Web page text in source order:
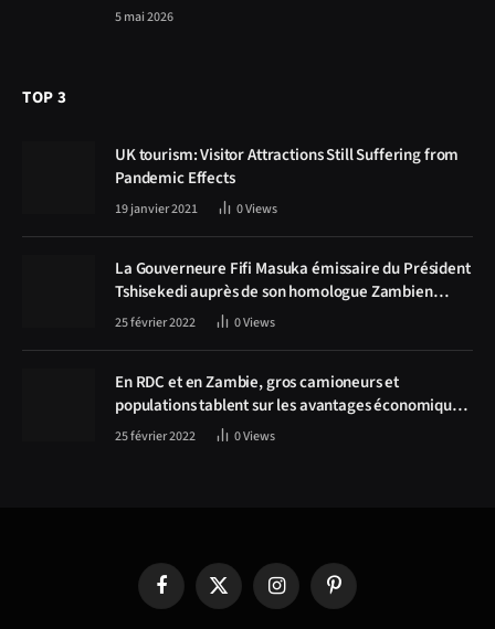
5 mai 2026
TOP 3
UK tourism: Visitor Attractions Still Suffering from
Pandemic Effects
19 janvier 2021 0Views
La Gouverneure Fifi Masuka émissaire du Président
Tshisekedi auprès de son homologue Zambien
Hichilema, la construction de la route Kolwezi -
25 février 2022 0Views
En RDC et en Zambie, gros camioneurs et
populations tablent sur les avantages économiques
de la route Kolwezi-Solwezi
25 février 2022 0Views
FacebookX
(Twitter)
InstagramPinterest